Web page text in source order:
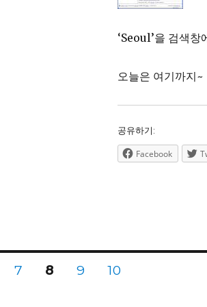
‘Seoul’을 검색창
오늘은 여기까지~
공유하기:
Facebook
PAGE
7 PAGE
8 PAGE
9 PAGE
10